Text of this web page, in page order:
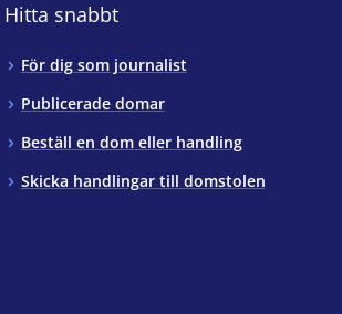
Hitta snabbt
För dig som journalist
Publicerade domar
Beställ en dom eller handling
Skicka handlingar till domstolen